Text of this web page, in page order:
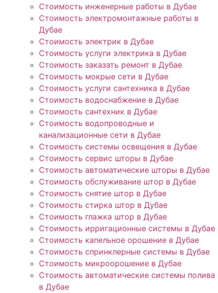
Стоимость инженерные работы в Дубае
Стоимость электромонтажные работы в
Дубае
Стоимость электрик в Дубае
Стоимость услуги электрика в Дубае
Стоимость заказать ремонт в Дубае
Стоимость мокрые сети в Дубае
Стоимость услуги сантехника в Дубае
Стоимость водоснабжение в Дубае
Стоимость сантехник в Дубае
Стоимость водопроводные и
канализационные сети в Дубае
Стоимость системы освещения в Дубае
Стоимость сервис шторы в Дубае
Стоимость автоматические шторы в Дубае
Стоимость обслуживание штор в Дубае
Стоимость снятие штор в Дубае
Стоимость стирка штор в Дубае
Стоимость глажка штор в Дубае
Стоимость ирригационные системы в Дубае
Стоимость капельное орошение в Дубае
Стоимость спринклерные системы в Дубае
Стоимость микроорошение в Дубае
Стоимость автоматические системы полива
в Дубае